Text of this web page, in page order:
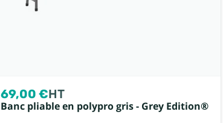
69,00 €HT
Banc pliable en polypro gris - Grey Edition®